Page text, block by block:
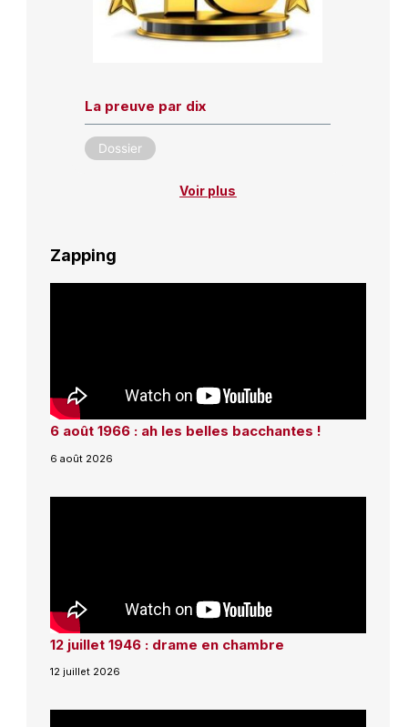
La preuve par dix
Dossier
Voir plus
Zapping
6 août 1966 : ah les belles bacchantes !
6 août 2026
12 juillet 1946 : drame en chambre
12 juillet 2026